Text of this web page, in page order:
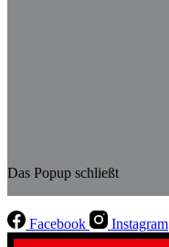
Das Popup schließt
Facebook Instagram